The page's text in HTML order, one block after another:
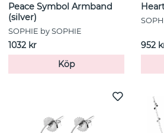
Peace Symbol Armband
(silver)
SOPHIE by SOPHIE
1032 kr
Köp
952